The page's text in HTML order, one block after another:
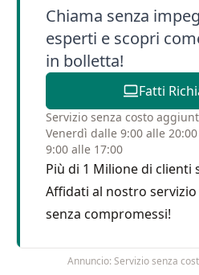
Chiama senza
esperti e scopri
in bolletta!
Fatti
Servizio senza costo
Venerdì dalle 9:00 alle
9:00 alle 17:00
Più di 1 Milione di clienti
Affidati al nostro servizio
senza compromessi!
Annuncio: Servizio senza